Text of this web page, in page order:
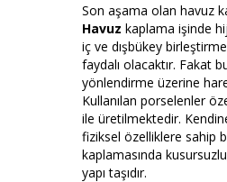
Son aşama olan havuz
Havuz kaplama işinde
iç ve dışbükey
faydalı olacaktır. Fakat
yönlendirme üzerine
Kullanılan porselenler
ile üretilmektedir.
fiziksel özelliklere sahip
kaplamasında
yapı taşıdır.